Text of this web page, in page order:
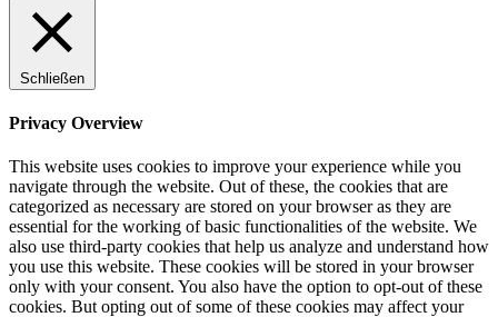
Schließen
Privacy Overview
This website uses cookies to improve your experience while you
navigate through the website. Out of these, the cookies that are
categorized as necessary are stored on your browser as they are
essential for the working of basic functionalities of the website. We
also use third-party cookies that help us analyze and understand how
you use this website. These cookies will be stored in your browser
only with your consent. You also have the option to opt-out of these
cookies. But opting out of some of these cookies may affect your